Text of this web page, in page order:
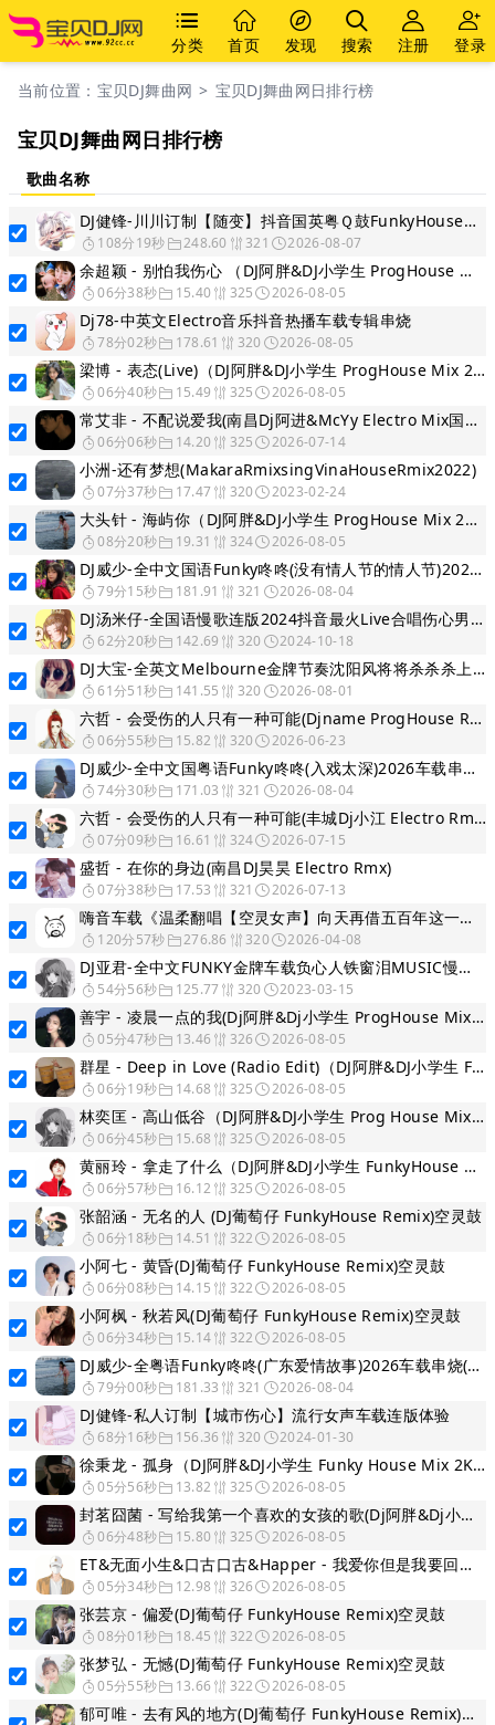
分类 首页 发现 搜索 注册 登录
当前位置： 宝贝DJ舞曲网 > 宝贝DJ舞曲网日排行榜
宝贝DJ舞曲网日排行榜
歌曲名称
DJ健锋-川川订制【随变】抖音国英粤Ｑ鼓FunkyHouse慢摇跳舞篇
108分19秒 248.60 321 2026-08-07
余超颖 - 别怕我伤心 （DJ阿胖&DJ小学生 ProgHouse Mix 2K26 无心睡眠鼓）
06分38秒 15.40 325 2026-08-05
Dj78-中英文Electro音乐抖音热播车载专辑串烧
78分02秒 178.61 320 2026-08-05
梁博 - 表态(Live)（DJ阿胖&DJ小学生 ProgHouse Mix 2K26）
06分40秒 15.49 325 2026-08-05
常艾非 - 不配说爱我(南昌Dj阿进&McYy Electro Mix国语女)
06分06秒 14.20 325 2026-07-14
小洲-还有梦想(MakaraRmixsingVinaHouseRmix2022)
07分37秒 17.47 320 2023-02-24
大头针 - 海屿你（DJ阿胖&DJ小学生 ProgHouse Mix 2K26）V2
08分20秒 19.31 324 2026-08-05
DJ威少-全中文国语Funky咚咚(没有情人节的情人节)2026车载串烧(DJ威少 FunkyHouse 2026 Rmx Ｖ９ )
79分15秒 181.91 321 2026-08-04
DJ汤米仔-全国语慢歌连版2024抖音最火Live合唱伤心男人篇串烧
62分20秒 142.69 320 2024-10-18
DJ大宝-全英文Melbourne金牌节奏沈阳风将将杀杀杀上劲风暴MUSIC慢摇大碟
61分51秒 141.55 320 2026-08-01
六哲 - 会受伤的人只有一种可能(Djname ProgHouse Remix)
06分55秒 15.82 320 2026-06-23
DJ威少-全中文国粤语Funky咚咚(入戏太深)2026车载串烧(DJ威少 FunkyHouse 2026 Rmx Ｖ１)
74分30秒 171.03 321 2026-08-04
六哲 - 会受伤的人只有一种可能(丰城Dj小江 Electro Rmx国语男)
07分09秒 16.61 324 2026-07-15
盛哲 - 在你的身边(南昌DJ昊昊 Electro Rmx)
07分38秒 17.53 321 2026-07-13
嗨音车载《温柔翻唱【空灵女声】向天再借五百年这一别是永远车载连版音乐串烧大碟》-河南Dj彦航
120分57秒 276.86 320 2026-04-08
DJ亚君-全中文FUNKY金牌车载负心人铁窗泪MUSIC慢摇大碟
54分56秒 125.77 320 2023-03-15
善宇 - 凌晨一点的我(Dj阿胖&Dj小学生 ProgHouse Mix 2K26)
05分47秒 13.46 326 2026-08-05
群星 - Deep in Love (Radio Edit)（DJ阿胖&DJ小学生 Funky House Mix 2K26 ）
06分19秒 14.68 325 2026-08-05
林奕匡 - 高山低谷（DJ阿胖&DJ小学生 Prog House Mix 2K26）
06分45秒 15.68 325 2026-08-05
黄丽玲 - 拿走了什么（DJ阿胖&DJ小学生 FunkyHouse Mix 2K26）
06分57秒 16.12 325 2026-08-05
张韶涵 - 无名的人 (DJ葡萄仔 FunkyHouse Remix)空灵鼓
06分18秒 14.51 322 2026-08-05
小阿七 - 黄昏(DJ葡萄仔 FunkyHouse Remix)空灵鼓
06分08秒 14.15 322 2026-08-05
小阿枫 - 秋若风(DJ葡萄仔 FunkyHouse Remix)空灵鼓
06分34秒 15.14 322 2026-08-05
DJ威少-全粤语Funky咚咚(广东爱情故事)2026车载串烧(DJ威少 FunkyHouse 2026 Rmx Ｖ４ )
79分00秒 181.33 321 2026-08-04
DJ健锋-私人订制【城市伤心】流行女声车载连版体验
68分16秒 156.36 320 2024-01-30
徐秉龙 - 孤身（DJ阿胖&DJ小学生 Funky House Mix 2K26）
05分56秒 13.82 325 2026-08-05
封茗囧菌 - 写给我第一个喜欢的女孩的歌(Dj阿胖&Dj小学生 ProgHouse Mix 2K26)
06分48秒 15.80 325 2026-08-05
ET&无面小生&口古口古&Happer - 我爱你但是我要回家（DJ阿胖&DJ小学生 Prog House Mix 2K26）
05分34秒 12.98 326 2026-08-05
张芸京 - 偏爱(DJ葡萄仔 FunkyHouse Remix)空灵鼓
08分01秒 18.45 322 2026-08-05
张梦弘 - 无憾(DJ葡萄仔 FunkyHouse Remix)空灵鼓
05分55秒 13.66 322 2026-08-05
郁可唯 - 去有风的地方(DJ葡萄仔 FunkyHouse Remix)空灵鼓